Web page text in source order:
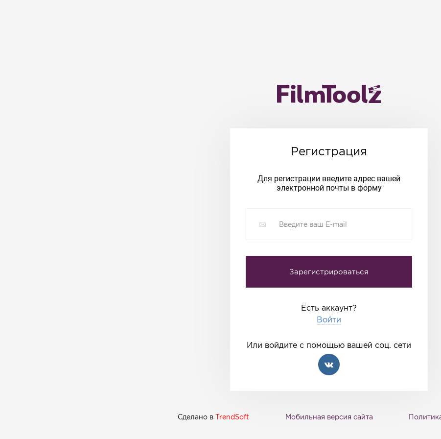
Регистрация
Для регистрации введите адрес вашей
электронной почты в форму
Есть аккаунт?
Войти
Или войдите с помощью вашей соц. сети
Сделано в TrendSoft Мобильная версия сайта